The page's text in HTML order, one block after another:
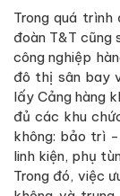
Trong quá
đoàn T&T cũng
công nghiệp
đô thị sân bay
lấy Cảng hàng
đủ các khu
không: bảo trì
linh kiện, phụ
Trong đó, việc